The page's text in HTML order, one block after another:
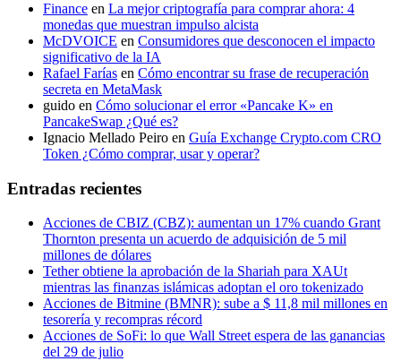
Finance en La mejor criptografía para comprar ahora: 4
monedas que muestran impulso alcista
McDVOICE en Consumidores que desconocen el impacto
significativo de la IA
Rafael Farías en Cómo encontrar su frase de recuperación
secreta en MetaMask
guido en Cómo solucionar el error «Pancake K» en
PancakeSwap ¿Qué es?
Ignacio Mellado Peiro en Guía Exchange Crypto.com CRO
Token ¿Cómo comprar, usar y operar?
Entradas recientes
Acciones de CBIZ (CBZ): aumentan un 17% cuando Grant
Thornton presenta un acuerdo de adquisición de 5 mil
millones de dólares
Tether obtiene la aprobación de la Shariah para XAUt
mientras las finanzas islámicas adoptan el oro tokenizado
Acciones de Bitmine (BMNR): sube a $ 11,8 mil millones en
tesorería y recompras récord
Acciones de SoFi: lo que Wall Street espera de las ganancias
del 29 de julio